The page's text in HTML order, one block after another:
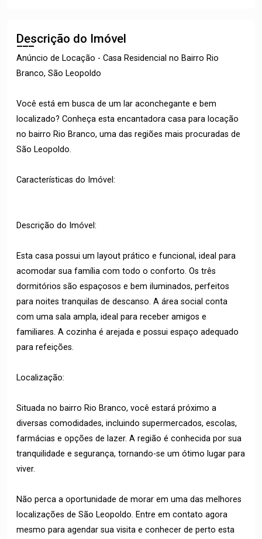
Descrição do Imóvel
Anúncio de Locação - Casa Residencial no Bairro Rio
Branco, São Leopoldo
Você está em busca de um lar aconchegante e bem
localizado? Conheça esta encantadora casa para locação
no bairro Rio Branco, uma das regiões mais procuradas de
São Leopoldo.
Características do Imóvel:
Descrição do Imóvel:
Esta casa possui um layout prático e funcional, ideal para
acomodar sua família com todo o conforto. Os três
dormitórios são espaçosos e bem iluminados, perfeitos
para noites tranquilas de descanso. A área social conta
com uma sala ampla, ideal para receber amigos e
familiares. A cozinha é arejada e possui espaço adequado
para refeições.
Localização:
Situada no bairro Rio Branco, você estará próximo a
diversas comodidades, incluindo supermercados, escolas,
farmácias e opções de lazer. A região é conhecida por sua
tranquilidade e segurança, tornando-se um ótimo lugar para
viver.
Não perca a oportunidade de morar em uma das melhores
localizações de São Leopoldo. Entre em contato agora
mesmo para agendar sua visita e conhecer de perto esta